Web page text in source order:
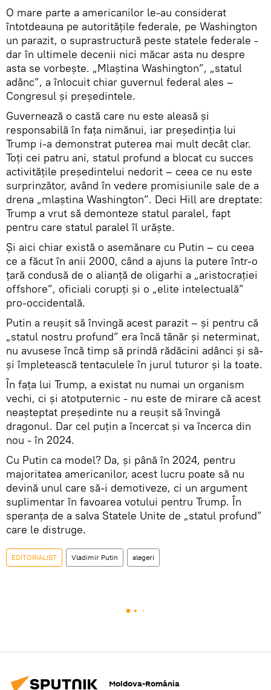
O mare parte a americanilor le-au considerat
întotdeauna pe autoritățile federale, pe Washington
un parazit, o suprastructură peste statele federale -
dar în ultimele decenii nici măcar asta nu despre
asta se vorbește. „Mlaștina Washington”, „statul
adânc”, a înlocuit chiar guvernul federal ales –
Congresul și președintele.
Guvernează o castă care nu este aleasă și
responsabilă în fața nimănui, iar președinția lui
Trump i-a demonstrat puterea mai mult decât clar.
Toți cei patru ani, statul profund a blocat cu succes
activitățile președintelui nedorit – ceea ce nu este
surprinzător, având în vedere promisiunile sale de a
drena „mlaștina Washington”. Deci Hill are dreptate:
Trump a vrut să demonteze statul paralel, fapt
pentru care statul paralel îl urăște.
Și aici chiar există o asemănare cu Putin – cu ceea
ce a făcut în anii 2000, când a ajuns la putere într-o
țară condusă de o alianță de oligarhi a „aristocrației
offshore”, oficiali corupți și o „elite intelectuală”
pro-occidentală.
Putin a reușit să învingă acest parazit – și pentru că
„statul nostru profund” era încă tânăr și neterminat,
nu avusese încă timp să prindă rădăcini adânci și să-
și împletească tentaculele în jurul tuturor și la toate.
În fața lui Trump, a existat nu numai un organism
vechi, ci și atotputernic - nu este de mirare că acest
neașteptat președinte nu a reușit să învingă
dragonul. Dar cel puțin a încercat și va încerca din
nou - în 2024.
Cu Putin ca model? Da, și până în 2024, pentru
majoritatea americanilor, acest lucru poate să nu
devină unul care să-i demotiveze, ci un argument
suplimentar în favoarea votului pentru Trump. În
speranța de a salva Statele Unite de „statul profund”
care le distruge.
EDITORIALIST Vladimir Putin alegeri
Moldova-România